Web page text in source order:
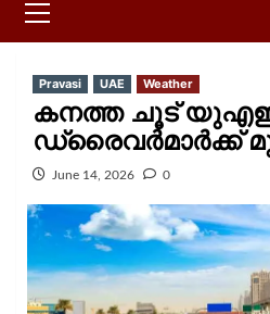
Pravasi UAE Weather
കനത്ത ചൂട്
ഡ്രൈവര്‍മാര്‍ക്ക്
June 14, 2026 0